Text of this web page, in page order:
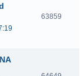
63859